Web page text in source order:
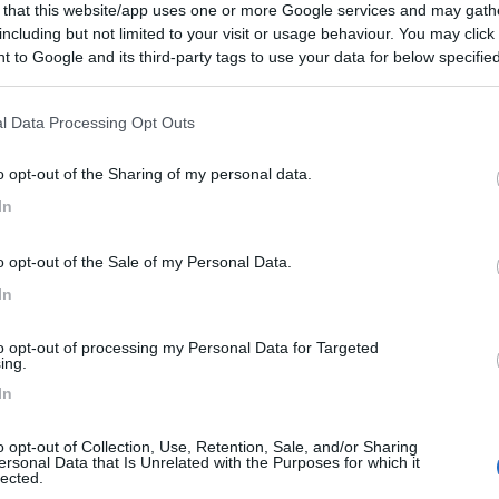
this website/app uses one or more Google services and may
but not limited to your visit or usage behaviour. You may
to Google and its third-party tags to use your data for below
Data Processing Opt Outs
opt-out of the Sharing of my personal data.
opt-out of the Sale of my Personal Data.
opt-out of processing my Personal Data for Targeted
opt-out of Collection, Use, Retention, Sale, and/or Sharing
Data that Is Unrelated with the Purposes for which it
Prezzo
per visitare Arles, molto bella, dove trovare la douce
05/08/2017
durante il viaggio. Ombra, poca gente anche il 5 di agosto
se ne trovano con alberi che coprono tutta la